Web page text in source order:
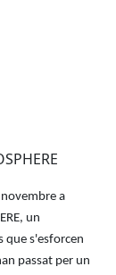
novembre a
un
que s'esforcen
passat per un